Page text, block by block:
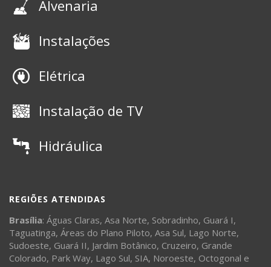
Alvenaria
Instalações
Elétrica
Instalação de TV
Hidráulica
REGIÕES ATENDIDAS
Brasília: Águas Claras, Asa Norte, Sobradinho, Guará I,
Taguatinga, Áreas do Plano Piloto, Asa Sul, Lago Norte,
Sudoeste, Guará II, Jardim Botânico, Cruzeiro, Grande
Colorado, Park Way, Lago Sul, SIA, Noroeste, Octogonal e